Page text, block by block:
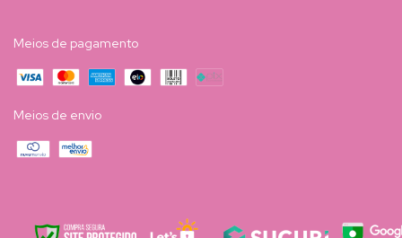
Meios de pagamento
Meios de envio